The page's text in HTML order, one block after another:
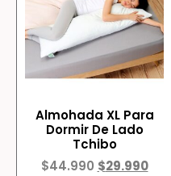
Almohada XL Para
Dormir De Lado
Tchibo
$44.990 $29.990